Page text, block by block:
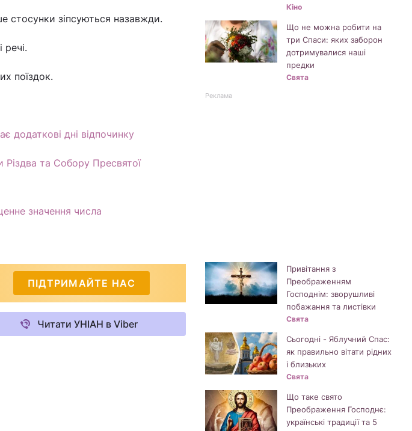
стосунки зіпсуються назавжди.
речі.
поїздок.
додаткові дні відпочинку
та Собору Пресвятої
значення числа
ПІДТРИМАЙТЕ НАС
Читати УНІАН в Viber
Кіно
Що не можна робити на
три Спаси: яких заборон
дотримувалися наші
предки
Свята
Реклама
Привітання з
Преображенням
Господнім: зворушливі
побажання та листівки
Свята
Сьогодні - Яблучний Спас:
як правильно вітати рідних
і близьких
Свята
Що таке свято
Преображення Господнє:
українські традиції та 5